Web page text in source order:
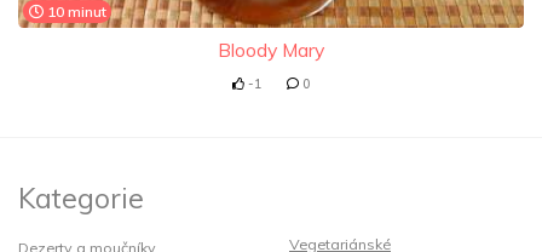
10 minut
Bloody Mary
-1 0
Kategorie
Dezerty a moučníky Vegetariánské